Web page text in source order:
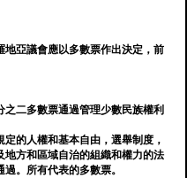
地亞議會應以多數票作出決定，前
二多數票通過管理少數民族權利
的人權和基本自由，選舉制度，
方和區域自治的組織和權力的法
。所有代表的多數票。